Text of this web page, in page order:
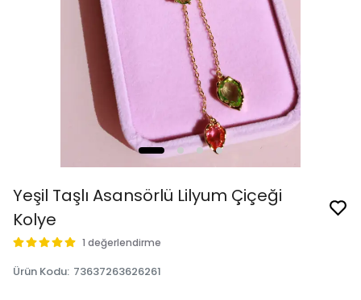
Yeşil Taşlı Asansörlü Lilyum Çiçeği
Kolye
1 değerlendirme
Ürün Kodu: 73637263626261